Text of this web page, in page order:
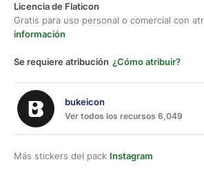
Licencia de Flaticon
Gratis para uso personal o comercial con
información
Se requiere atribución ¿Cómo atribuir?
bukeicon
Ver todos los recursos 6,049
Más stickers del pack Instagram